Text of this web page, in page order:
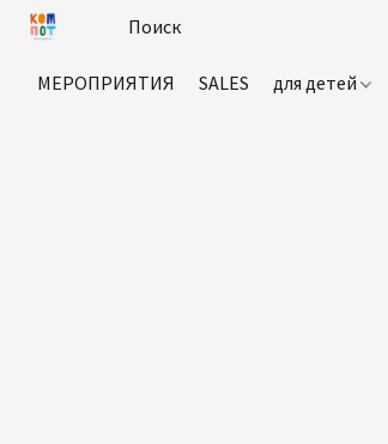
МЕРОПРИЯТИЯ SALES для детей